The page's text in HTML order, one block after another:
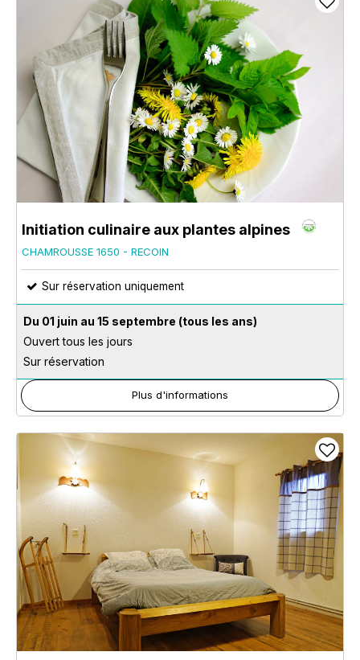
Initiation culinaire aux plantes alpines
CHAMROUSSE 1650 - RECOIN
Sur réservation uniquement
Du 01 juin au 15 septembre (tous les ans)
Ouvert tous les jours
Sur réservation
Plus d'informations